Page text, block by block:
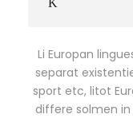
Li Europan
separat
sport etc, litot
differe solmen